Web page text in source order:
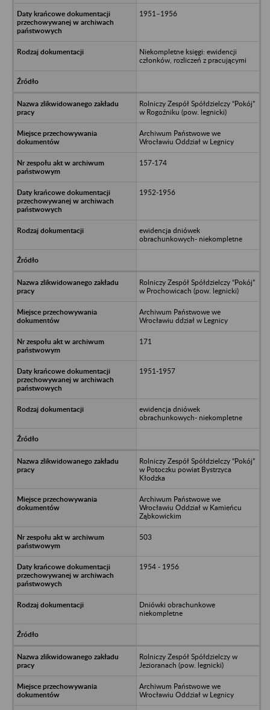
1951–1956
Niekompletne księgi: ewidencji
członków, rozliczeń z pracującymi
Rolniczy Zespół Spółdzielczy “Pokój”
w Rogoźniku (pow. legnicki)
Archiwum Państwowe we
Wrocławiu Oddział w Legnicy
157-174
1952-1956
ewidencja dniówek
obrachunkowych- niekompletne
Rolniczy Zespół Spółdzielczy “Pokój”
w Prochowicach (pow. legnicki)
Archiwum Państwowe we
Wrocławiu ddział w Legnicy
171
1951-1957
ewidencja dniówek
obrachunkowych- niekompletne
Rolniczy Zespół Spółdzielczy “Pokój”
w Potoczku powiat Bystrzyca
Kłodzka
Archiwum Państwowe we
Wrocławiu Oddział w Kamieńcu
Ząbkowickim
503
1954 - 1956
Dniówki obrachunkowe
niekompletne
Rolniczy Zespół Spółdzielczy w
Jezioranach (pow. legnicki)
Archiwum Państwowe we
Wrocławiu Oddział w Legnicy